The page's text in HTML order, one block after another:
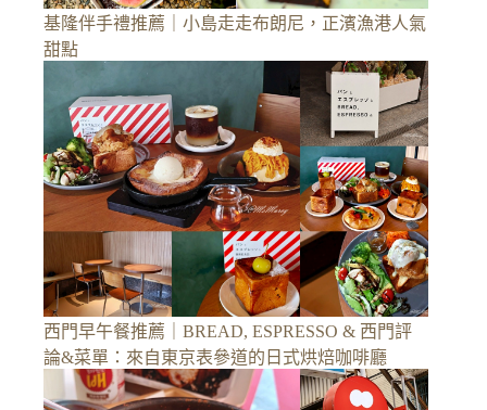
基隆伴手禮推薦｜小島走走布朗尼，正濱漁港人氣
甜點
西門早午餐推薦｜BREAD, ESPRESSO & 西門評
論&菜單：來自東京表參道的日式烘焙咖啡廳